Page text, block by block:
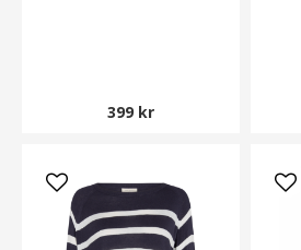
399 kr